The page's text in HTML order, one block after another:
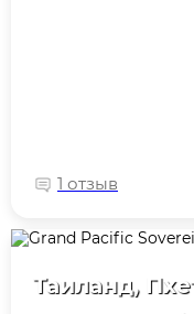
1 отзыв
Таиланд,